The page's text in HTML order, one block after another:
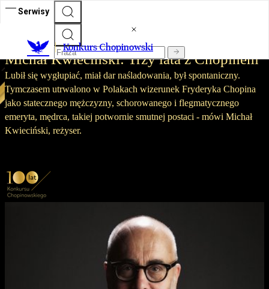
Serwisy
Konkurs Chopinowski
Konkurs Chopinowski 2025
Michał Kwieciński: Trzy lata z Chopinem
Lubił się wygłupiać, miał dar naśladowania, był spontaniczny.
Tymczasem utrwalono w Polakach wizerunek Fryderyka Chopina
jako statecznego mężczyzny, schorowanego i flegmatycznego
emeryta, mędrca, takiej potwornie smutnej postaci - mówi Michał
Kwieciński, reżyser.